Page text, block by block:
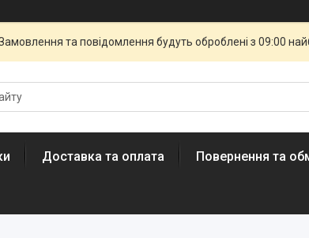
та повідомлення будуть оброблені з 09:00
Доставка та оплата Повернення та